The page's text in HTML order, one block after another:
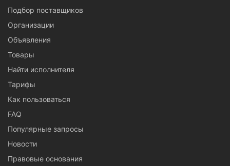
Подбор поставщиков
Организации
Объявления
Товары
Найти исполнителя
Тарифы
Как пользоваться
FAQ
Популярные запросы
Новости
Правовые основания